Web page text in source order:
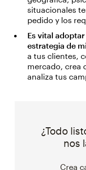
situacionales
pedido y los
Es vital
estrategia de
a tus clientes,
mercado, crea
analiza tus
¿Todo
nos
Crea